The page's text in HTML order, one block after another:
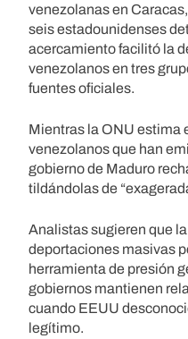
venezolanas en
seis estadounidenses
acercamiento facilitó la
venezolanos en tres
fuentes oficiales.
Mientras la ONU estima
venezolanos que han
gobierno de Maduro
tildándolas de
Analistas sugieren que
deportaciones masivas
herramienta de presión
gobiernos mantienen
cuando EEUU
legítimo.